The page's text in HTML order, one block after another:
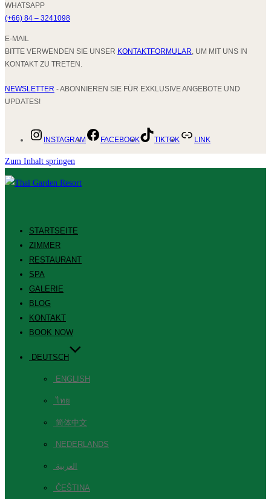
WHATSAPP
(+66) 84 – 3241098
E-MAIL
BITTE VERWENDEN SIE UNSER KONTAKTFORMULAR , UM MIT UNS IN
KONTAKT ZU TRETEN.
NEWSLETTER - ABONNIEREN SIE FÜR EXKLUSIVE ANGEBOTE UND
UPDATES!
INSTAGRAM FACEBOOK TIKTOK LINK
Zum Inhalt springen
STARTSEITE
ZIMMER
RESTAURANT
SPA
GALERIE
BLOG
KONTAKT
BOOK NOW
DEUTSCH
ENGLISH
ไทย
简体中文
NEDERLANDS
العربية
ČEŠTINA